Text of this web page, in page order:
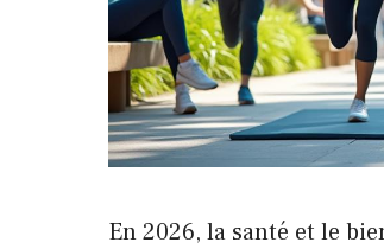
En 2026, la santé et le